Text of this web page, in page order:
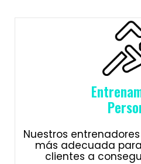
Nuestros
más adecuada
clientes a